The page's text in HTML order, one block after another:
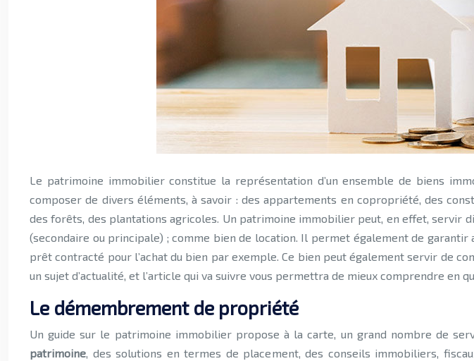
Le patrimoine immobilier constitue la représentation d’un ensemble de biens immobiliers que possède une personne à une date bien précise. Ce patrimoine peut se
composer de divers éléments, à savoir : des appartements en copropriété, des
des forêts, des plantations agricoles. Un patrimoine immobilier peut, en effet, servir
(secondaire ou principale) ; comme bien de location. Il permet également de
prêt contracté pour l’achat du bien par exemple. Ce bien peut également servir de
un sujet d’actualité, et l’article qui va suivre vous permettra de mieux comprendre en
Le démembrement de propriété
Un guide sur le patrimoine immobilier propose à la carte, un grand nombre de
patrimoine, des solutions en termes de placement, des conseils immobiliers,